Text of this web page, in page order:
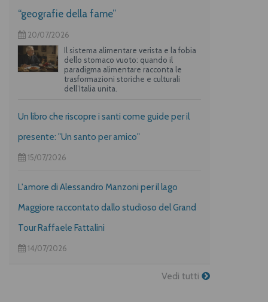
“geografie della fame”
20/07/2026
Il sistema alimentare verista e la fobia
dello stomaco vuoto: quando il
paradigma alimentare racconta le
trasformazioni storiche e culturali
dell’Italia unita.
Un libro che riscopre i santi come guide per il
presente: "Un santo per amico"
15/07/2026
L'amore di Alessandro Manzoni per il lago
Maggiore raccontato dallo studioso del Grand
Tour Raffaele Fattalini
14/07/2026
Vedi tutti